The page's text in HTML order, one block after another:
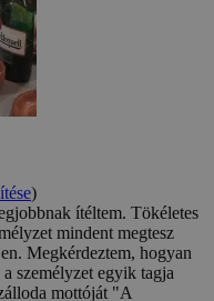
)
ítéltem. Tökéletes
mindent megtesz
Megkérdeztem, hogyan
személyzet egyik tagja
mottóját "A